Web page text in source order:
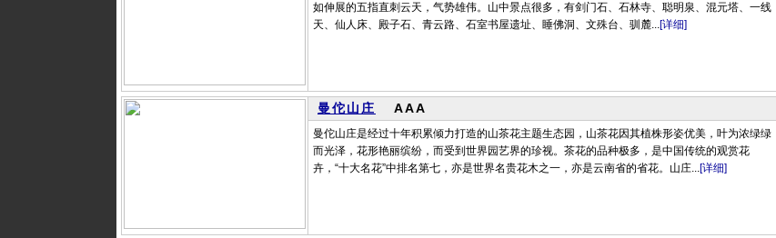
如伸展的五指直刺云天，气势雄伟。山中景点很多，有剑门石、石林寺、聪明泉、混元塔、一线
天、仙人床、殿子石、青云路、石室书屋遗址、睡佛洞、文殊台、驯麓...[详细]
曼佗山庄 AAA
曼佗山庄是经过十年积累倾力打造的山茶花主题生态园，山茶花因其植株形姿优美，叶为浓绿绿
而光泽，花形艳丽缤纷，而受到世界园艺界的珍视。茶花的品种极多，是中国传统的观赏花
卉，“十大名花”中排名第七，亦是世界名贵花木之一，亦是云南省的省花。山庄...[详细]